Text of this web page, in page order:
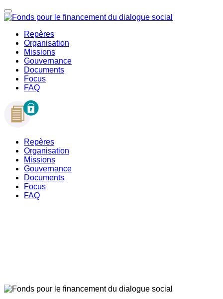
Repères
Organisation
Missions
Gouvernance
Documents
Focus
FAQ
Repères
Organisation
Missions
Gouvernance
Documents
Focus
FAQ